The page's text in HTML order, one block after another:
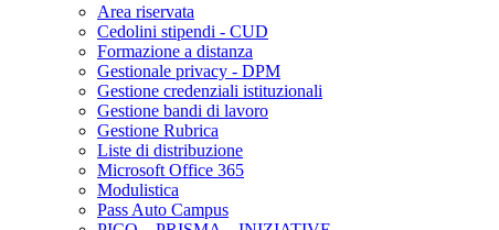
Area riservata
Cedolini stipendi - CUD
Formazione a distanza
Gestionale privacy - DPM
Gestione credenziali istituzionali
Gestione bandi di lavoro
Gestione Rubrica
Liste di distribuzione
Microsoft Office 365
Modulistica
Pass Auto Campus